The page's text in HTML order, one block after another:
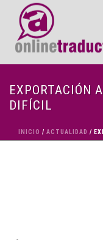
EXPORTACIÓN
DIFÍCIL
INICIO / ACTUALIDAD /